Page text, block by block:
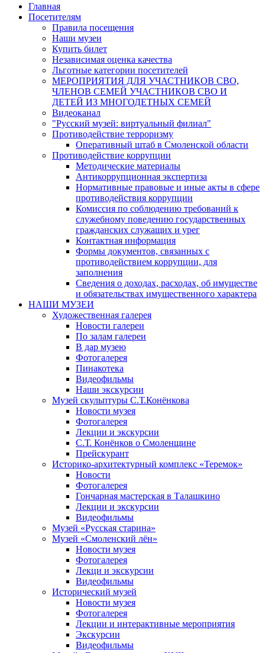
Главная
Посетителям
Правила посещения
Наши музеи
Купить билет
Независимая оценка качества
Льготные категории посетителей
МЕРОПРИЯТИЯ ДЛЯ УЧАСТНИКОВ СВО,
ЧЛЕНОВ СЕМЕЙ УЧАСТНИКОВ СВО И
ДЕТЕЙ ИЗ МНОГОДЕТНЫХ СЕМЕЙ
Видеоканал
"Русский музей: виртуальный филиал"
Противодействие терроризму
Оперативный штаб в Смоленской области
Противодействие коррупции
Методические материалы
Антикоррупционная экспертиза
Нормативные правовые и иные акты в сфере
противодействия коррупции
Комиссия по соблюдению требований к
служебному поведению государственных
гражданских служащих и урег
Контактная информация
Формы документов, связанных с
противодействием коррупции, для
заполнения
Сведения о доходах, расходах, об имуществе
и обязательствах имущественного характера
НАШИ МУЗЕИ
Художественная галерея
Новости галереи
По залам галереи
В дар музею
Фотогалерея
Пинакотека
Видеофильмы
Наши экскурсии
Музей скульптуры С.Т.Конёнкова
Новости музея
Фотогалерея
Лекции и экскурсии
С.Т. Конёнков о Смоленщине
Прейскурант
Историко-архитектурный комплекс «Теремок»
Новости
Фотогалерея
Гончарная мастерская в Талашкино
Лекции и экскурсии
Видеофильмы
Музей «Русская старина»
Музей «Смоленский лён»
Новости музея
Фотогалерея
Лекци и экскурсии
Видеофильмы
Исторический музей
Новости музея
Фотогалерея
Лекции и интерактивные мероприятия
Экскурсии
Видеофильмы